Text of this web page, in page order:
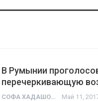
В Румынии
перечеркивающую
СОФА ХАДАШОТ Май 11,